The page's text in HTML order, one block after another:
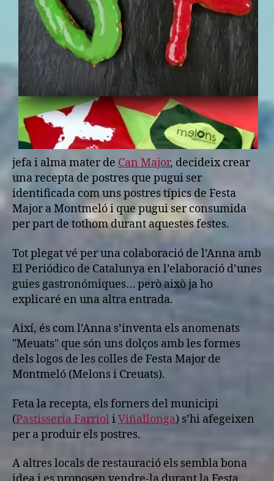
jefa i alma mater de Can Major, decideix crear
una recepta de postres que pugui ser
identificada com uns postres típics de Festa
Major a Montmeló i que pugui ser consumida
per part de tothom durant aquestes festes.
Tot plegat vé per una colaboració de l’Anna amb
El Periódico de Catalunya en l’elaboració d’unes
guies gastronómiques… però això ja ho
explicaré en una altra entrada.
Així, és com l’Anna s’inventa els anomenats
"Meuats" que són uns dolços amb les formes
dels logos de les colles de Festa Major de
Montmeló (Melons i Creuats).
Feta la recepta, els forners del municipi
(Pastisseria FarrioliViñallonga) s’hi afegeixen
per a produir els postres.
A altres locals de restauració els sembla bona